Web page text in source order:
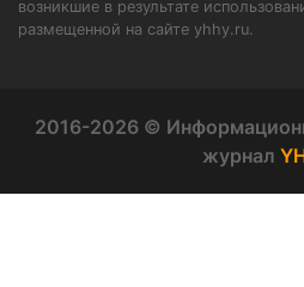
возникшие в результате
размещенной на сайте yhhy.ru.
2016-2026 ©
журнал